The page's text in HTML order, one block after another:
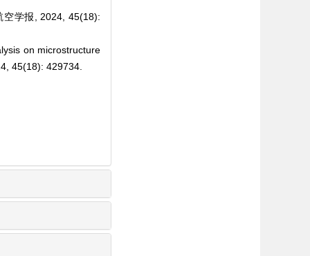
学报, 2024, 45(18):
on microstructure
45(18): 429734.